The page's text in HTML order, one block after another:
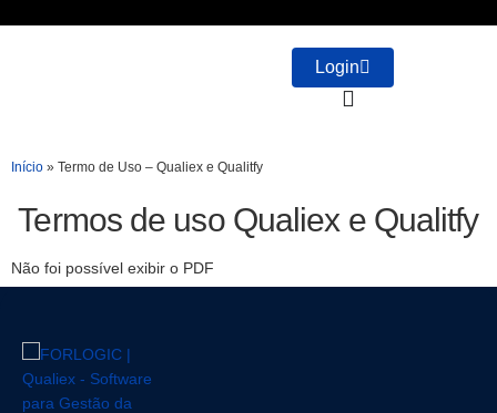
Login
Início » Termo de Uso – Qualiex e Qualitfy
Termos de uso Qualiex e Qualitfy
Não foi possível exibir o PDF